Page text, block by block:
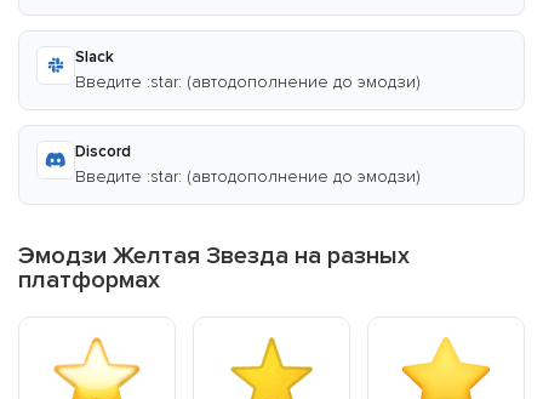
Slack
Введите :star: (автодополнение до эмодзи)
Discord
Введите :star: (автодополнение до эмодзи)
Эмодзи Желтая Звезда на разных
платформах